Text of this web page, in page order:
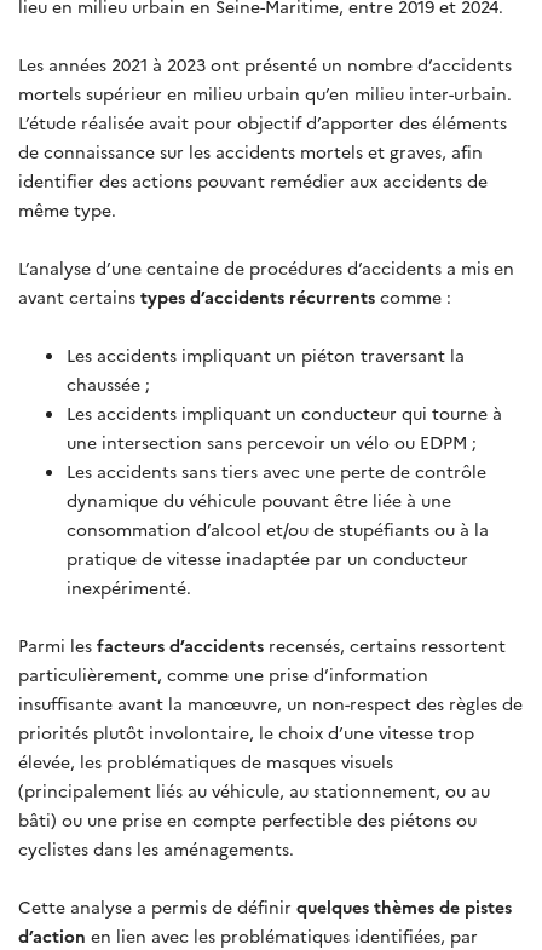
lieu en milieu urbain en Seine-Maritime, entre 2019 et 2024.
Les années 2021 à 2023 ont présenté un nombre d’accidents
mortels supérieur en milieu urbain qu’en milieu inter-urbain.
L’étude réalisée avait pour objectif d’apporter des éléments
de connaissance sur les accidents mortels et graves, afin
identifier des actions pouvant remédier aux accidents de
même type.
L’analyse d’une centaine de procédures d’accidents a mis en
avant certains types d’accidents récurrents comme :
Les accidents impliquant un piéton traversant la
chaussée ;
Les accidents impliquant un conducteur qui tourne à
une intersection sans percevoir un vélo ou EDPM ;
Les accidents sans tiers avec une perte de contrôle
dynamique du véhicule pouvant être liée à une
consommation d’alcool et/ou de stupéfiants ou à la
pratique de vitesse inadaptée par un conducteur
inexpérimenté.
Parmi les facteurs d’accidents recensés, certains ressortent
particulièrement, comme une prise d’information
insuffisante avant la manœuvre, un non-respect des règles de
priorités plutôt involontaire, le choix d’une vitesse trop
élevée, les problématiques de masques visuels
(principalement liés au véhicule, au stationnement, ou au
bâti) ou une prise en compte perfectible des piétons ou
cyclistes dans les aménagements.
Cette analyse a permis de définir quelques thèmes de pistes
d’action en lien avec les problématiques identifiées, par